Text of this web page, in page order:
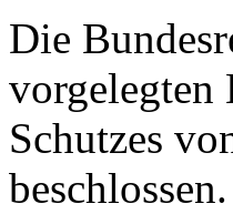
Die
vorgelegten
Schutzes
beschlossen.